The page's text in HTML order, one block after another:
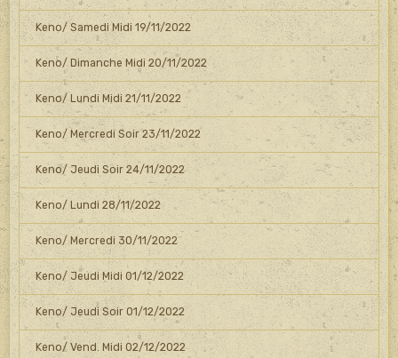
Keno/ Samedi Midi 19/11/2022
Keno/ Dimanche Midi 20/11/2022
Keno/ Lundi Midi 21/11/2022
Keno/ Mercredi Soir 23/11/2022
Keno/ Jeudi Soir 24/11/2022
Keno/ Lundi 28/11/2022
Keno/ Mercredi 30/11/2022
Keno/ Jeudi Midi 01/12/2022
Keno/ Jeudi Soir 01/12/2022
Keno/ Vend. Midi 02/12/2022